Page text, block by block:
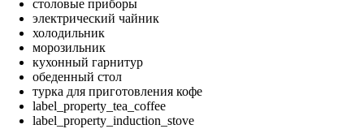
столовые приборы
электрический чайник
холодильник
морозильник
кухонный гарнитур
обеденный стол
турка для приготовления кофе
label_property_tea_coffee
label_property_induction_stove